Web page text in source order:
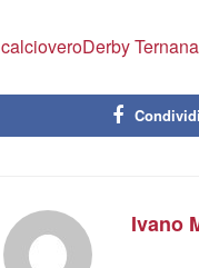
calcioveroDerby
Condividi
Ivano